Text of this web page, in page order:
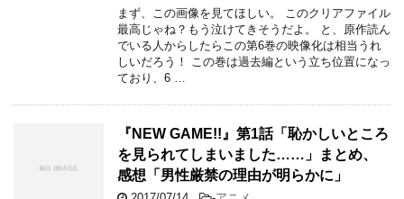
まず、この画像を見てほしい。 このクリアファイル
最高じゃね？もう泣けてきそうだよ。 と、原作読ん
でいる人からしたらこの第6巻の映像化は相当うれ
しいだろう！ この巻は過去編という立ち位置になっ
ており、6 …
『NEW GAME!!』第1話「恥かしいところ
を見られてしまいました……」まとめ、
感想「男性厳禁の理由が明らかに」